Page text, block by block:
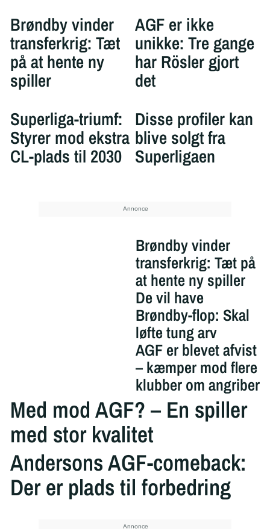
Brøndby vinder
transferkrig: Tæt
på at hente ny
spiller
AGF er ikke
unikke: Tre gange
har Rösler gjort
det
Superliga-triumf:
Styrer mod ekstra
CL-plads til 2030
Disse profiler kan
blive solgt fra
Superligaen
Brøndby vinder
transferkrig: Tæt på
at hente ny spiller
De vil have
Brøndby-flop: Skal
løfte tung arv
AGF er blevet afvist
– kæmper mod flere
klubber om angriber
Med mod AGF? – En spiller
med stor kvalitet
Andersons AGF-comeback:
Der er plads til forbedring